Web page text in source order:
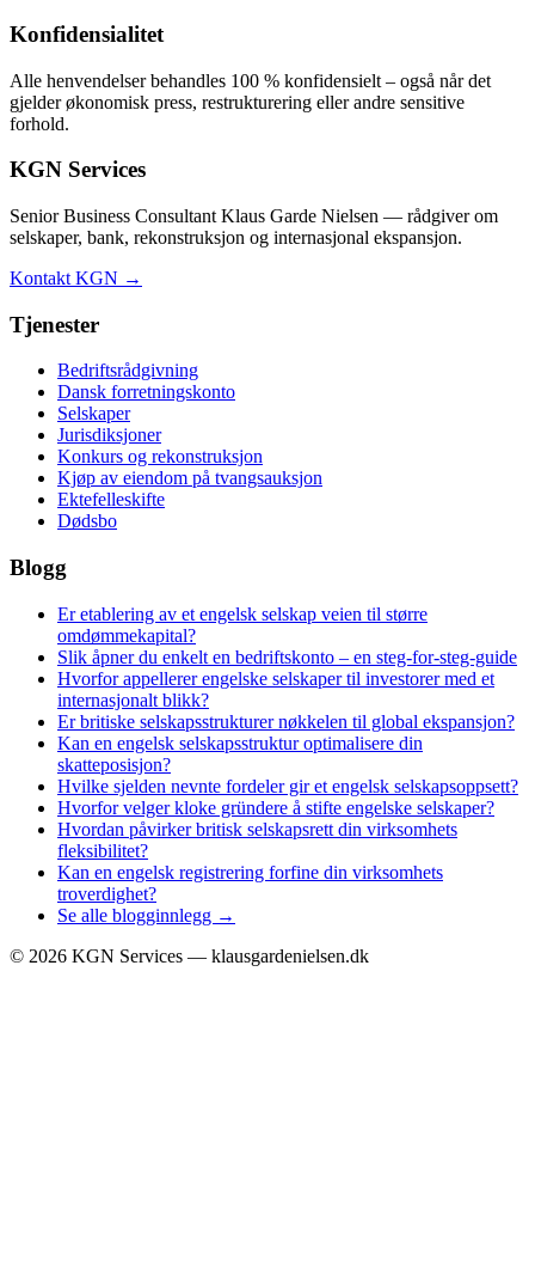
Konfidensialitet
Alle henvendelser behandles 100 % konfidensielt – også når det
gjelder økonomisk press, restrukturering eller andre sensitive
forhold.
KGN Services
Senior Business Consultant Klaus Garde Nielsen — rådgiver om
selskaper, bank, rekonstruksjon og internasjonal ekspansjon.
Kontakt KGN →
Tjenester
Bedriftsrådgivning
Dansk forretningskonto
Selskaper
Jurisdiksjoner
Konkurs og rekonstruksjon
Kjøp av eiendom på tvangsauksjon
Ektefelleskifte
Dødsbo
Blogg
Er etablering av et engelsk selskap veien til større
omdømmekapital?
Slik åpner du enkelt en bedriftskonto – en steg-for-steg-guide
Hvorfor appellerer engelske selskaper til investorer med et
internasjonalt blikk?
Er britiske selskapsstrukturer nøkkelen til global ekspansjon?
Kan en engelsk selskapsstruktur optimalisere din
skatteposisjon?
Hvilke sjelden nevnte fordeler gir et engelsk selskapsoppsett?
Hvorfor velger kloke gründere å stifte engelske selskaper?
Hvordan påvirker britisk selskapsrett din virksomhets
fleksibilitet?
Kan en engelsk registrering forfine din virksomhets
troverdighet?
Se alle blogginnlegg →
© 2026 KGN Services — klausgardenielsen.dk